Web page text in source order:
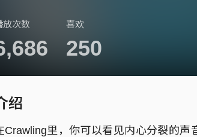
放次数 喜欢
250
绍
Crawling里，你可以看见内心分裂的